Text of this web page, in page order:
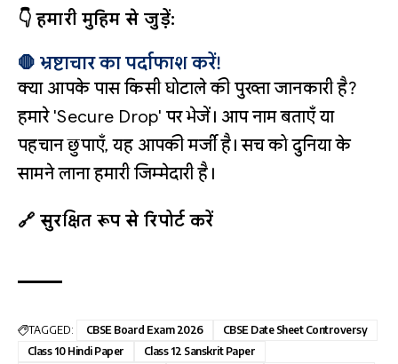
👇 हमारी मुहिम से जुड़ें:
🛑 भ्रष्टाचार का पर्दाफाश करें!
क्या आपके पास किसी घोटाले की पुख्ता जानकारी है?
हमारे 'Secure Drop' पर भेजें। आप नाम बताएँ या
पहचान छुपाएँ, यह आपकी मर्जी है। सच को दुनिया के
सामने लाना हमारी जिम्मेदारी है।
🔗 सुरक्षित रूप से रिपोर्ट करें
TAGGED: CBSE Board Exam 2026
CBSE Date Sheet Controversy
Class 10 Hindi Paper
Class 12 Sanskrit Paper